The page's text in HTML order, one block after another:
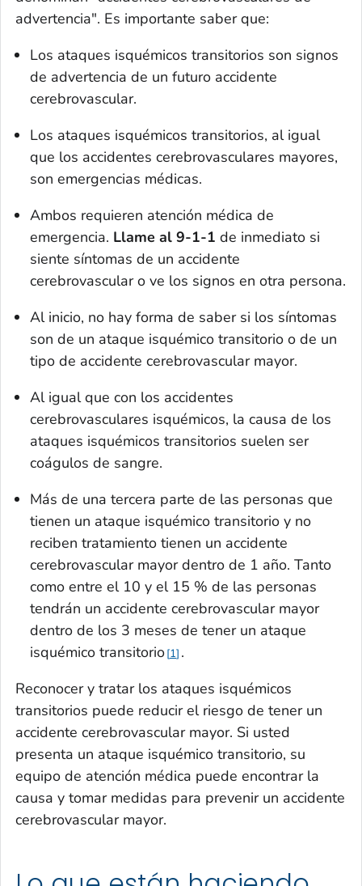
advertencia". Es importante saber que:
Los ataques isquémicos transitorios son signos
de advertencia de un futuro accidente
cerebrovascular.
Los ataques isquémicos transitorios, al igual
que los accidentes cerebrovasculares mayores,
son emergencias médicas.
Ambos requieren atención médica de
emergencia. Llame al 9-1-1 de inmediato si
siente síntomas de un accidente
cerebrovascular o ve los signos en otra persona.
Al inicio, no hay forma de saber si los síntomas
son de un ataque isquémico transitorio o de un
tipo de accidente cerebrovascular mayor.
Al igual que con los accidentes
cerebrovasculares isquémicos, la causa de los
ataques isquémicos transitorios suelen ser
coágulos de sangre.
Más de una tercera parte de las personas que
tienen un ataque isquémico transitorio y no
reciben tratamiento tienen un accidente
cerebrovascular mayor dentro de 1 año. Tanto
como entre el 10 y el 15 % de las personas
tendrán un accidente cerebrovascular mayor
dentro de los 3 meses de tener un ataque
isquémico transitorio 1 .
Reconocer y tratar los ataques isquémicos
transitorios puede reducir el riesgo de tener un
accidente cerebrovascular mayor. Si usted
presenta un ataque isquémico transitorio, su
equipo de atención médica puede encontrar la
causa y tomar medidas para prevenir un accidente
cerebrovascular mayor.